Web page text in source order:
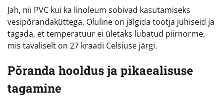
Jah, nii PVC kui ka linoleum sobivad kasutamiseks
vesipõrandaküttega. Oluline on jälgida tootja juhiseid ja
tagada, et temperatuur ei ületaks lubatud piirnorme,
mis tavaliselt on 27 kraadi Celsiuse järgi.
Põranda hooldus ja pikaealisuse
tagamine